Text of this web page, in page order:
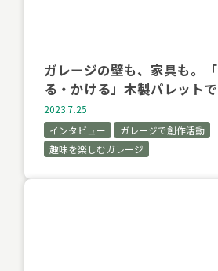
ガレージの壁も、家具も。
る・かける」木製パレット
2023.7.25
インタビュー
ガレージで創作活動
趣味を楽しむガレージ